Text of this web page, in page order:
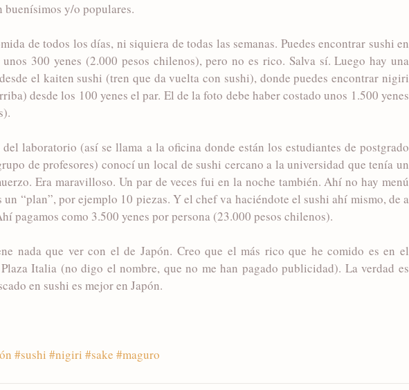
buenísimos y/o populares.
de todos los días, ni siquiera de todas las semanas. Puedes encontrar sushi en
300 yenes (2.000 pesos chilenos), pero no es rico. Salva sí. Luego hay una
el kaiten sushi (tren que da vuelta con sushi), donde puedes encontrar nigiri
desde los 100 yenes el par. El de la foto debe haber costado unos 1.500 yenes
del laboratorio (así se llama a la oficina donde están los estudiantes de postgrado
de profesores) conocí un local de sushi cercano a la universidad que tenía un
Era maravilloso. Un par de veces fui en la noche también. Ahí no hay menú
un “plan”, por ejemplo 10 piezas. Y el chef va haciéndote el sushi ahí mismo, de a
pagamos como 3.500 yenes por persona (23.000 pesos chilenos).
nada que ver con el de Japón. Creo que el más rico que he comido es en el
Italia (no digo el nombre, que no me han pagado publicidad). La verdad es
en sushi es mejor en Japón.
#sushi #nigiri #sake #maguro